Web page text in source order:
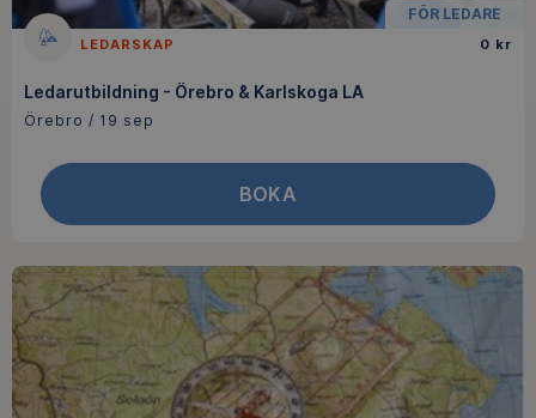
FÖR LEDARE
LEDARSKAP 0 kr
Ledarutbildning - Örebro & Karlskoga LA
Örebro / 19 sep
BOKA